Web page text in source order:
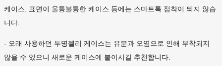
케이스, 표면이 울퉁불퉁한 케이스 등에는 스마트톡 접착이 되지 않습
니다.
- 오래 사용하던 투명젤리 케이스는 유분과 오염으로 인해 부착되지
않을 수 있으니 새로운 케이스에 붙이시길 추천합니다.